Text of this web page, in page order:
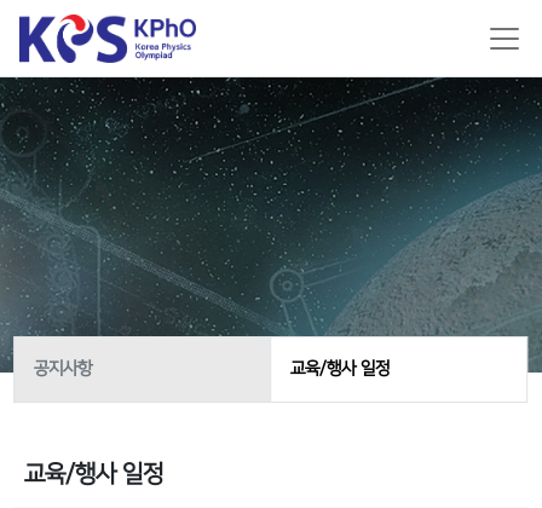
공지사항 교육/행사 일정
교육/행사 일정